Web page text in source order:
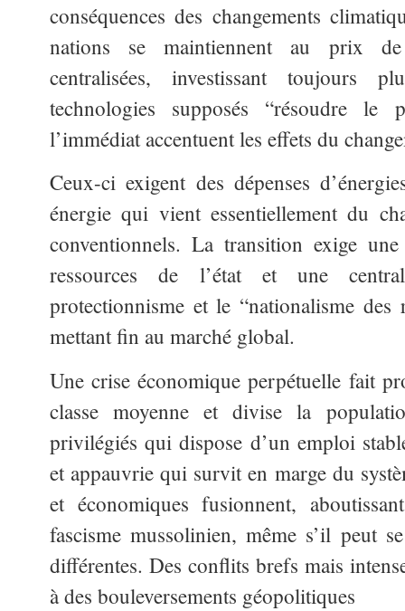
conséquences des changements
nations se maintiennent au prix
centralisées, investissant toujours
technologies supposés “résoudre le
l’immédiat accentuent les effets du
Ceux-ci exigent des dépenses
énergie qui vient essentiellement du
conventionnels. La transition exige
ressources de l’état et une
protectionnisme et le “nationalisme des
mettant fin au marché global.
Une crise économique perpétuelle fait
classe moyenne et divise la
privilégiés qui dispose d’un emploi
et appauvrie qui survit en marge du
et économiques fusionnent,
fascisme mussolinien, même s’il peut
différentes. Des conflits brefs mais
à des bouleversements géopolitiques